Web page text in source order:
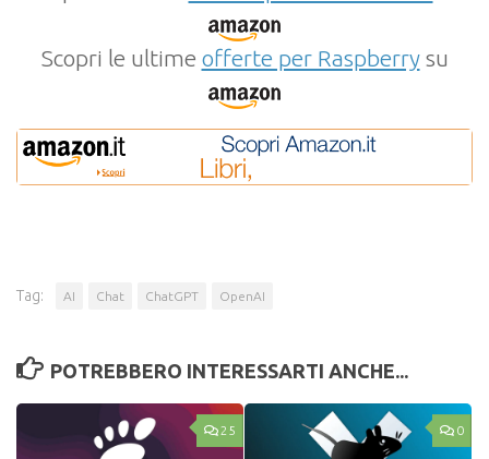
Scopri le ultime offerte per Raspberrysu
Tag: AI Chat ChatGPT OpenAI
POTREBBERO INTERESSARTI ANCHE...
25 0